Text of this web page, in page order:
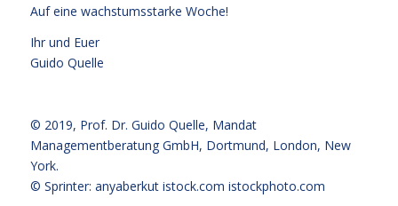
Auf eine wachstumsstarke Woche!
Ihr und Euer
Guido Quelle
© 2019, Prof. Dr. Guido Quelle, Mandat
Managementberatung GmbH, Dortmund, London, New
York.
© Sprinter: anyaberkut istock.com istockphoto.com